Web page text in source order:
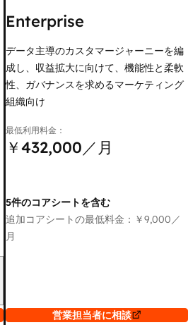
Enterprise
データ主導のカスタマージャーニーを編
成し、収益拡大に向けて、機能性と柔軟
性、ガバナンスを求めるマーケティング
組織向け
最低利用料金：
￥432,000／月
5件のコアシートを含む
追加コアシートの最低料金： ￥9,000／
月
営業担当者に相談